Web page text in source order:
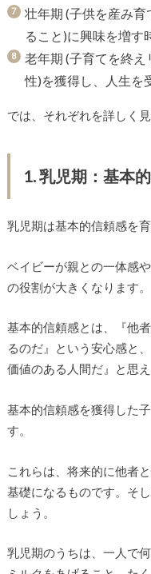
壮年期 (子供を産み
ること)に興味を増す
老年期 (子育てを終
性)を獲得し、人生を
では、それぞれを詳しく
1. 乳児期：基本
乳児期は基本的信頼感を
ベイビーが親との一体感
の役割が大きくなります。
基本的信頼感とは、『他
るのだ』という安心感と
価値のある人間だ』と思
基本的信頼感を獲得した
す。
これらは、将来的に他者
基礎になるものです。そ
しょう。
乳児期のうちは、一人で